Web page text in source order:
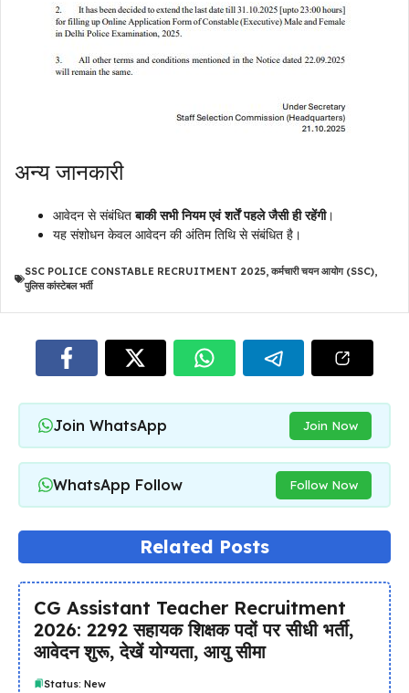
अन्य जानकारी
आवेदन से संबंधितबाकी सभी नियम एवं शर्तें पहले जैसी ही रहेंगी।
यह संशोधन केवल आवेदन की अंतिम तिथि से संबंधित है।
SSC POLICE CONSTABLE RECRUITMENT 2025, कर्मचारी चयन आयोग (SSC),
पुलिस कांस्टेबल भर्ती
Join WhatsApp Join Now
WhatsApp Follow Follow Now
Related Posts
CG Assistant Teacher Recruitment
2026: 2292 सहायक शिक्षक पदों पर सीधी भर्ती,
आवेदन शुरू, देखें योग्यता, आयु सीमा
Status: New